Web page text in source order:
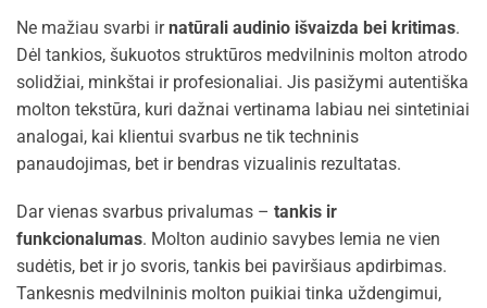
Ne mažiau svarbi irnatūrali audinio išvaizda bei kritimas.
Dėl tankios, šukuotos struktūros medvilninis molton atrodo
solidžiai, minkštai ir profesionaliai. Jis pasižymi autentiška
molton tekstūra, kuri dažnai vertinama labiau nei sintetiniai
analogai, kai klientui svarbus ne tik techninis
panaudojimas, bet ir bendras vizualinis rezultatas.
Dar vienas svarbus privalumas – tankis ir
funkcionalumas. Molton audinio savybes lemia ne vien
sudėtis, bet ir jo svoris, tankis bei paviršiaus apdirbimas.
Tankesnis medvilninis molton puikiai tinka uždengimui,